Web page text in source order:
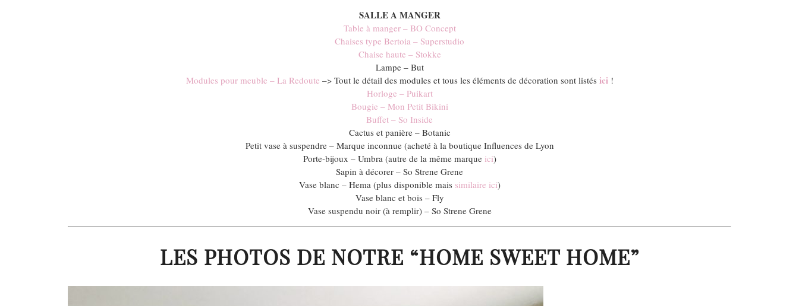
SALLE A MANGER
Table à manger – BO Concept
Chaises type Bertoia – Superstudio
Chaise haute – Stokke
Lampe – But
Modules pour meuble – La Redoute –> Tout le détail des modules et tous les éléments de décoration sont listés ici!
Horloge – Puikart
Bougie – Mon Petit Bikini
Buffet – So Inside
Cactus et panière – Botanic
Petit vase à suspendre – Marque inconnue (acheté à la boutique Influences de Lyon
Porte-bijoux – Umbra (autre de la même marque ici)
Sapin à décorer – So Strene Grene
Vase blanc – Hema (plus disponible mais similaire ici)
Vase blanc et bois – Fly
Vase suspendu noir (à remplir) – So Strene Grene
LES PHOTOS DE NOTRE “HOME SWEET HOME”